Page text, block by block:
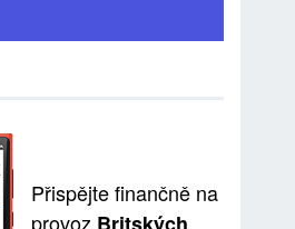
Přispějte finančně na
provoz